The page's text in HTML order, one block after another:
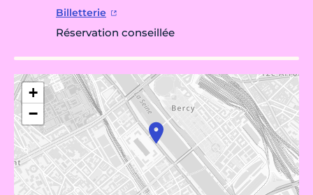
Billetterie
Réservation conseillée
+
−